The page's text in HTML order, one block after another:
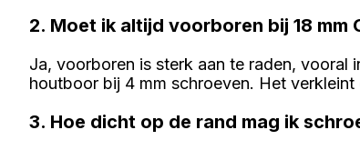
2. Moet ik altijd voorboren bij 18 mm
Ja, voorboren is sterk aan te raden, vooral
houtboor bij 4 mm schroeven. Het
3. Hoe dicht op de rand mag ik